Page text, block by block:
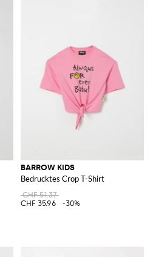
BARROW KIDS
Bedrucktes Crop T-Shirt
CHF 51.37
CHF 35.96
-30%